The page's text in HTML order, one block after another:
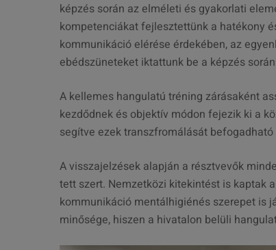
képzés során az elméleti és gyakorlati
kompetenciákat fejlesztettünk a hatékony
kommunikáció elérése érdekében, az
ebédszüneteket iktattunk be a képzés
A kellemes hangulatú tréning zárásaként
kezdődnek és objektív módon fejezik ki a
segítve ezek transzfromálását
A visszajelzések alapján a résztvevők
tett szert. Nemzetközi kitekintést is kaptak
kommunikáció mentálhigiénés szerepet is
minősége, hiszen a hivatalon belüli